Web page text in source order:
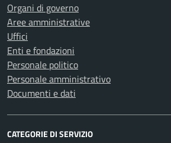
Organi di governo
Aree amministrative
Uffici
Enti e fondazioni
Personale politico
Personale amministrativo
Documenti e dati
CATEGORIE DI SERVIZIO